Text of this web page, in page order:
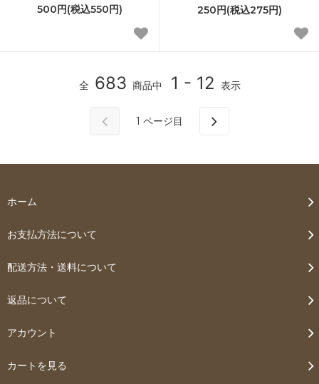
500円(税込550円) 250円(税込275円)
全 683 商品中 1 - 12 表示
1 ページ目
ホーム
お支払方法について
配送方法・送料について
返品について
アカウント
カートを見る